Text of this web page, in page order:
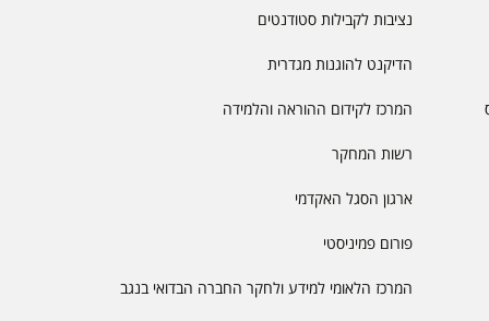
נציבות לקבילות סטודנטים
הדיקנט להוגנות מגדרית
המרכז לקידום ההוראה והלמידה
רשות המחקר
ארגון הסגל האקדמי
פורום פמיניסטי
המרכז הלאומי למידע ולחקר החברה הבדואי בנגב